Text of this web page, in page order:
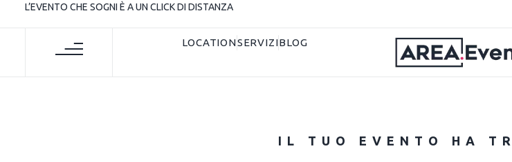
L’EVENTO CHE SOGNI È A UN CLICK DI DISTANZA
LOCATIONSERVIZIBLOG
IL TUO EVENTO HA